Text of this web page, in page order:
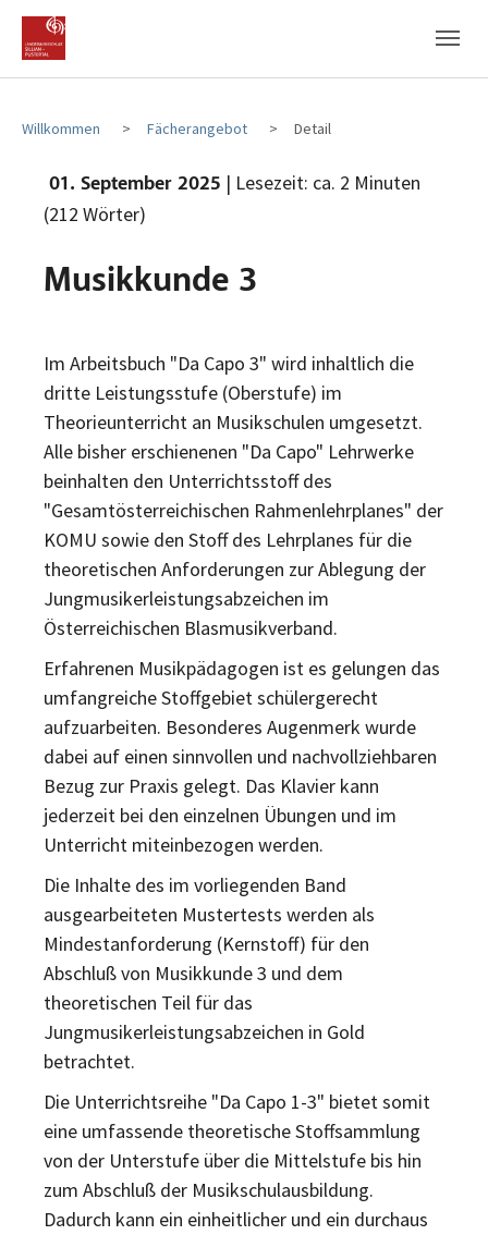
Zum Hauptinhalt
Zum Fußbereich
Willkommen Fächerangebot Detail
01. September 2025 | Lesezeit: ca. 2 Minuten
(212 Wörter)
Musikkunde 3
Im Arbeitsbuch "Da Capo 3" wird inhaltlich die
dritte Leistungsstufe (Oberstufe) im
Theorieunterricht an Musikschulen umgesetzt.
Alle bisher erschienenen "Da Capo" Lehrwerke
beinhalten den Unterrichtsstoff des
"Gesamtösterreichischen Rahmenlehrplanes" der
KOMU sowie den Stoff des Lehrplanes für die
theoretischen Anforderungen zur Ablegung der
Jungmusikerleistungsabzeichen im
Österreichischen Blasmusikverband.
Erfahrenen Musikpädagogen ist es gelungen das
umfangreiche Stoffgebiet schülergerecht
aufzuarbeiten. Besonderes Augenmerk wurde
dabei auf einen sinnvollen und nachvollziehbaren
Bezug zur Praxis gelegt. Das Klavier kann
jederzeit bei den einzelnen Übungen und im
Unterricht miteinbezogen werden.
Die Inhalte des im vorliegenden Band
ausgearbeiteten Mustertests werden als
Mindestanforderung (Kernstoff) für den
Abschluß von Musikkunde 3 und dem
theoretischen Teil für das
Jungmusikerleistungsabzeichen in Gold
betrachtet.
Die Unterrichtsreihe "Da Capo 1-3" bietet somit
eine umfassende theoretische Stoffsammlung
von der Unterstufe über die Mittelstufe bis hin
zum Abschluß der Musikschulausbildung.
Dadurch kann ein einheitlicher und ein durchaus